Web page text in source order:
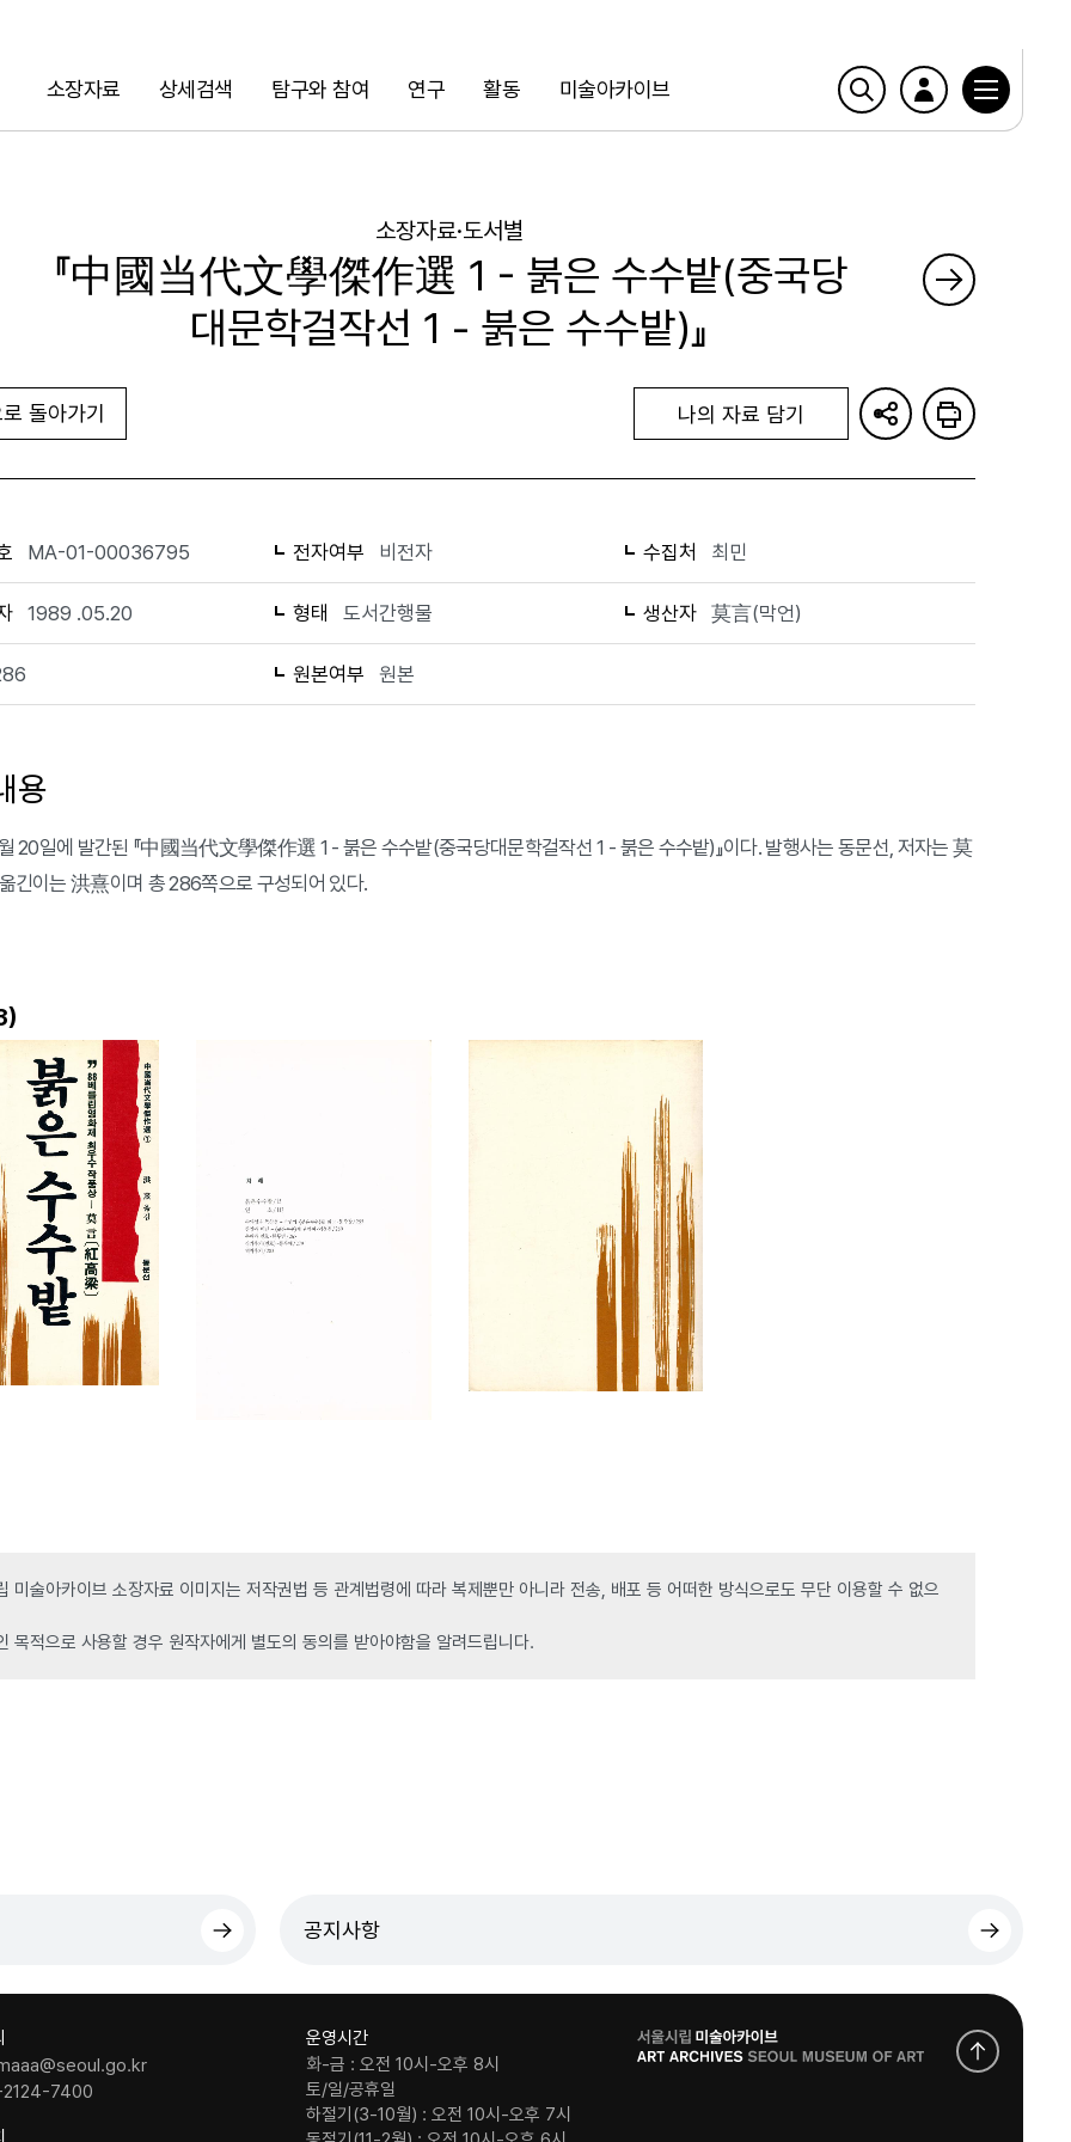
소장자료 상세검색 탐구와 참여 연구 활동 미술아카이브
검색
소장자료·도서별
『中國当代文學傑作選 1 - 붉은 수수밭(중국당
대문학걸작선 1 - 붉은 수수밭)』
돌아가기 나의 자료 담기
MA-01-00036795 전자여부 비전자 수집처 최민
1989 .05.20 형태 도서간행물 생산자 莫言(막언)
원본여부 원본
용
20일에 발간된 『中國当代文學傑作選 1 - 붉은 수수밭(중국당대문학걸작선 1 - 붉은 수수밭)』이다. 발행사는 동문선, 저자는 莫
긴이는 洪熹이며 총 286쪽으로 구성되어 있다.
)
미술아카이브 소장자료 이미지는 저작권법 등 관계법령에 따라 복제뿐만 아니라 전송, 배포 등 어떠한 방식으로도 무단 이용할 수 없으
목적으로 사용할 경우 원작자에게 별도의 동의를 받아야함을 알려드립니다.
공지사항
7400
운영시간
화-금 : 오전 10시-오후 8시
토/일/공휴일
하절기(3-10월) : 오전 10시-오후 7시
로
고